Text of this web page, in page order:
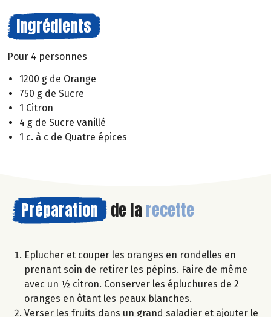
Ingrédients
Pour 4 personnes
1200 g de Orange
750 g de Sucre
1 Citron
4 g de Sucre vanillé
1 c. à c de Quatre épices
Préparation de la recette
Eplucher et couper les oranges en rondelles en
prenant soin de retirer les pépins. Faire de même
avec un ½ citron. Conserver les épluchures de 2
oranges en ôtant les peaux blanches.
Verser les fruits dans un grand saladier et ajouter le